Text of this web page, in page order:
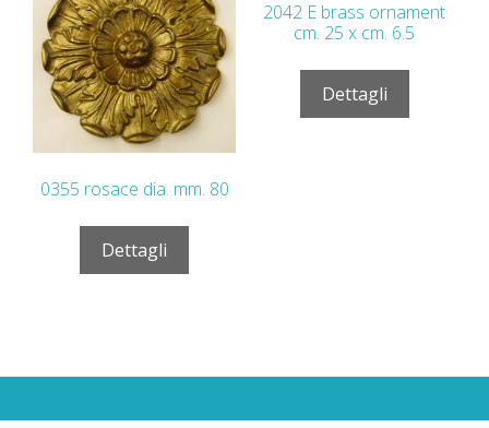
0355 rosace dia. mm. 80
Dettagli
2042 E brass ornament
cm. 25 x cm. 6.5
Dettagli